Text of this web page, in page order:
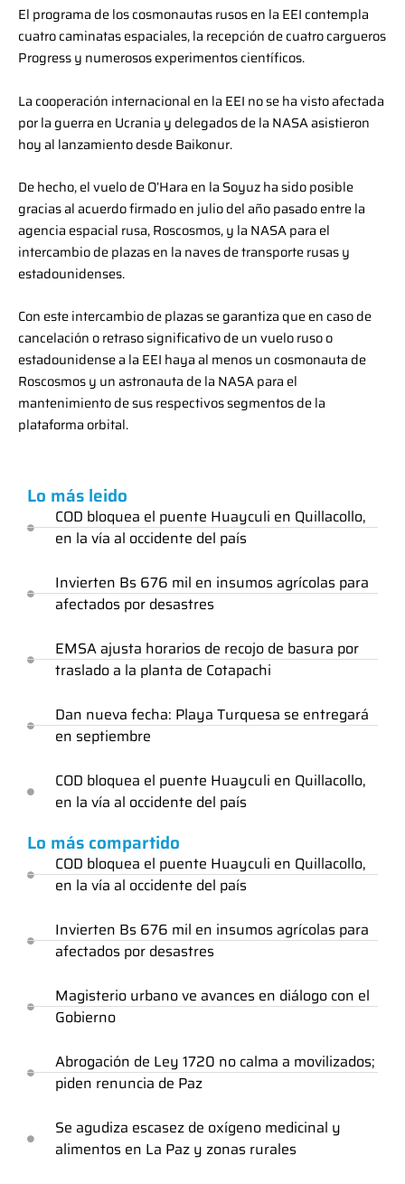
El programa de los cosmonautas rusos en la EEI contempla
cuatro caminatas espaciales, la recepción de cuatro cargueros
Progress y numerosos experimentos científicos.
La cooperación internacional en la EEI no se ha visto afectada
por la guerra en Ucrania y delegados de la NASA asistieron
hoy al lanzamiento desde Baikonur.
De hecho, el vuelo de O’Hara en la Soyuz ha sido posible
gracias al acuerdo firmado en julio del año pasado entre la
agencia espacial rusa, Roscosmos, y la NASA para el
intercambio de plazas en la naves de transporte rusas y
estadounidenses.
Con este intercambio de plazas se garantiza que en caso de
cancelación o retraso significativo de un vuelo ruso o
estadounidense a la EEI haya al menos un cosmonauta de
Roscosmos y un astronauta de la NASA para el
mantenimiento de sus respectivos segmentos de la
plataforma orbital.
Lo más leido
COD bloquea el puente Huayculi en Quillacollo,
en la vía al occidente del país
Invierten Bs 676 mil en insumos agrícolas para
afectados por desastres
EMSA ajusta horarios de recojo de basura por
traslado a la planta de Cotapachi
Dan nueva fecha: Playa Turquesa se entregará
en septiembre
COD bloquea el puente Huayculi en Quillacollo,
en la vía al occidente del país
Lo más compartido
COD bloquea el puente Huayculi en Quillacollo,
en la vía al occidente del país
Invierten Bs 676 mil en insumos agrícolas para
afectados por desastres
Magisterio urbano ve avances en diálogo con el
Gobierno
Abrogación de Ley 1720 no calma a movilizados;
piden renuncia de Paz
Se agudiza escasez de oxígeno medicinal y
alimentos en La Paz y zonas rurales